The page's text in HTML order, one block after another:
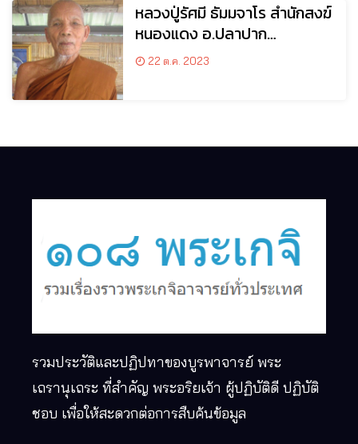
หลวงปู่รัศมี ธัมมจาโร สำนักสงฆ์
หนองแดง อ.ปลาปาก
จ.นครพนม
22 ต.ค. 2023
รวมประวัติและปฏิปทาของบูรพาจารย์ พระ
เถรานุเถระ ที่สำคัญ พระอริยเจ้า ผู้ปฏิบัติดี ปฏิบัติ
ชอบ เพื่อให้สะดวกต่อการสืบค้นข้อมูล